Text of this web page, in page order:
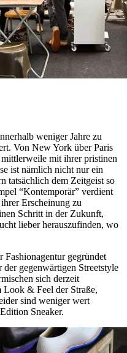
weniger Jahre zu
Von New York über Paris
mit ihrer pristinen
ist nämlich nicht nur ein
tatsächlich dem Zeitgeist so
“Kontemporär” verdient
Erscheinung zu
Schritt in der Zukunft,
lieber herauszufinden, wo
gegründet
gegenwärtigen Streetstyle
sich derzeit
Look & Feel der Straße,
sind weniger wert
Sneaker.